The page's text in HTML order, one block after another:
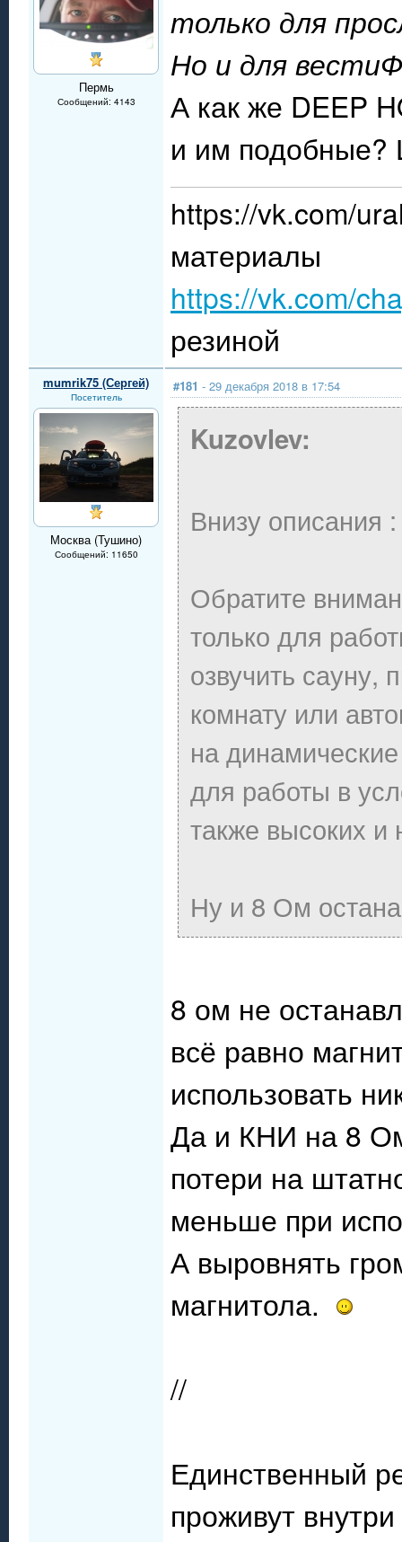
Пермь
Сообщений: 4143
только для
Но и для
А как же DEEP
и им подобные?
https://vk.com/
материалы
https://vk.com/
резиной
mumrik75 (Сергей)
Посетитель
Москва (Тушино)
Сообщений: 11650
#181 - 29 декабря 2018 в 17:54
Kuzovlev:
Внизу описания :
Обратите
только для
озвучить сауну,
комнату или
на
для работы в
также высоких и
Ну и 8 Ом
8 ом не
всё равно
использовать
Да и КНИ на 8
потери на
меньше при
А выровнять
магнитола.
//
Единственный
проживут